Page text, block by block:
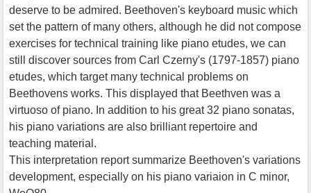
deserve to be admired. Beethoven's keyboard music which
set the pattern of many others, although he did not compose
exercises for technical training like piano etudes, we can
still discover sources from Carl Czerny's (1797-1857) piano
etudes, which target many technical problems on
Beethovens works. This displayed that Beethven was a
virtuoso of piano. In addition to his great 32 piano sonatas,
his piano variations are also brilliant repertoire and
teaching material.
This interpretation report summarize Beethoven's variations
development, especially on his piano variaion in C minor,